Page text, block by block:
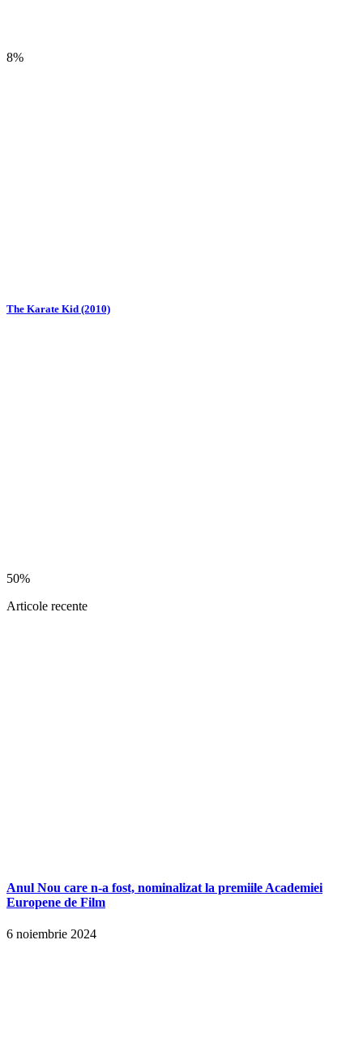
8%
The Karate Kid (2010)
50%
Articole recente
Anul Nou care n-a fost, nominalizat la premiile Academiei
Europene de Film
6 noiembrie 2024